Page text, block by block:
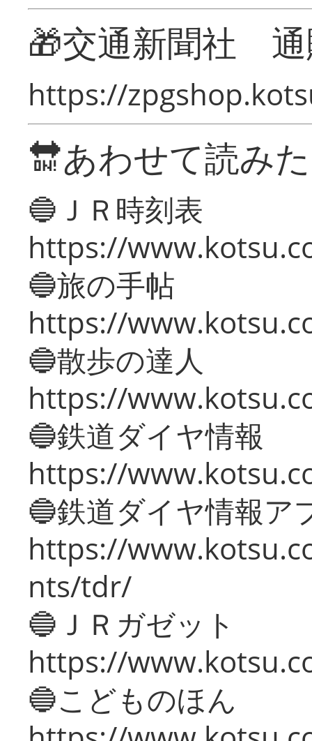
🎁交通新聞社
https://
🔛あわせて読み
🔵ＪＲ時刻表
https://
🔵旅の手帖
https://
🔵散歩の達人
https://
🔵鉄道ダイヤ情報
https://
🔵鉄道ダイヤ情報ア
https://
nts/tdr/
🔵ＪＲガゼット
https://
🔵こどものほん